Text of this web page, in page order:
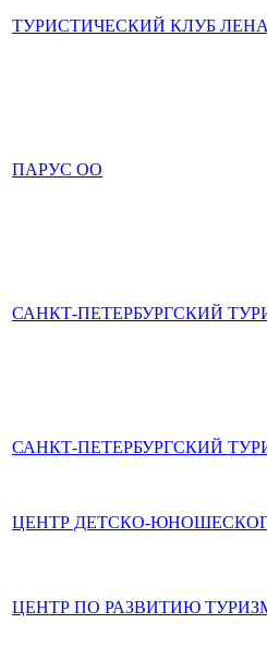
ТУРИСТИЧЕСКИЙ КЛУБ
ПАРУС ОО
САНКТ-ПЕТЕРБУРГСКИЙ
САНКТ-ПЕТЕРБУРГСКИЙ
ЦЕНТР ДЕТСКО-
ЦЕНТР ПО РАЗВИТИЮ